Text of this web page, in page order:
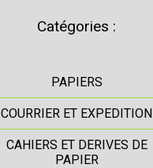
Catégories :
PAPIERS
COURRIER ET EXPEDITION
CAHIERS ET DERIVES DE
PAPIER